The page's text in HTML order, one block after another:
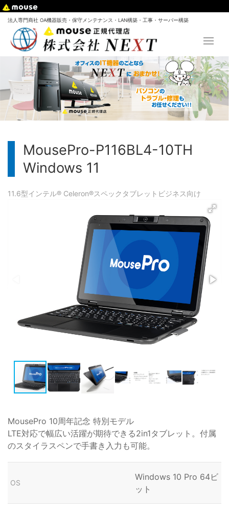
法人専門商社 OA機器販売・保守メンテナンス・LAN構築・工事・サーバー構築
MousePro-P116BL4-10TH
Windows 11
11.6型インテル® Celeron®スペック タブレット ビジネス向け
MousePro 10周年記念 特別モデル
LTE対応で幅広い活躍が期待できる2in1タブレット。付属
のスタイラスペンで手書き入力も可能。
OS
Windows 10 Pro 64ビ
ット